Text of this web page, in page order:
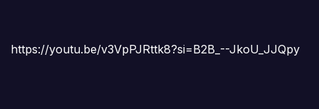
https://youtu.be/v3VpPJRttk8?si=B2B_--JkoU_JJQpy